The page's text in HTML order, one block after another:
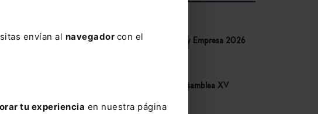
envían al navegador con el
tu experiencia en nuestra página
para
de la
de
Congreso IA Derecho y Empresa 2026
Congreso COSITAL. Asamblea XV